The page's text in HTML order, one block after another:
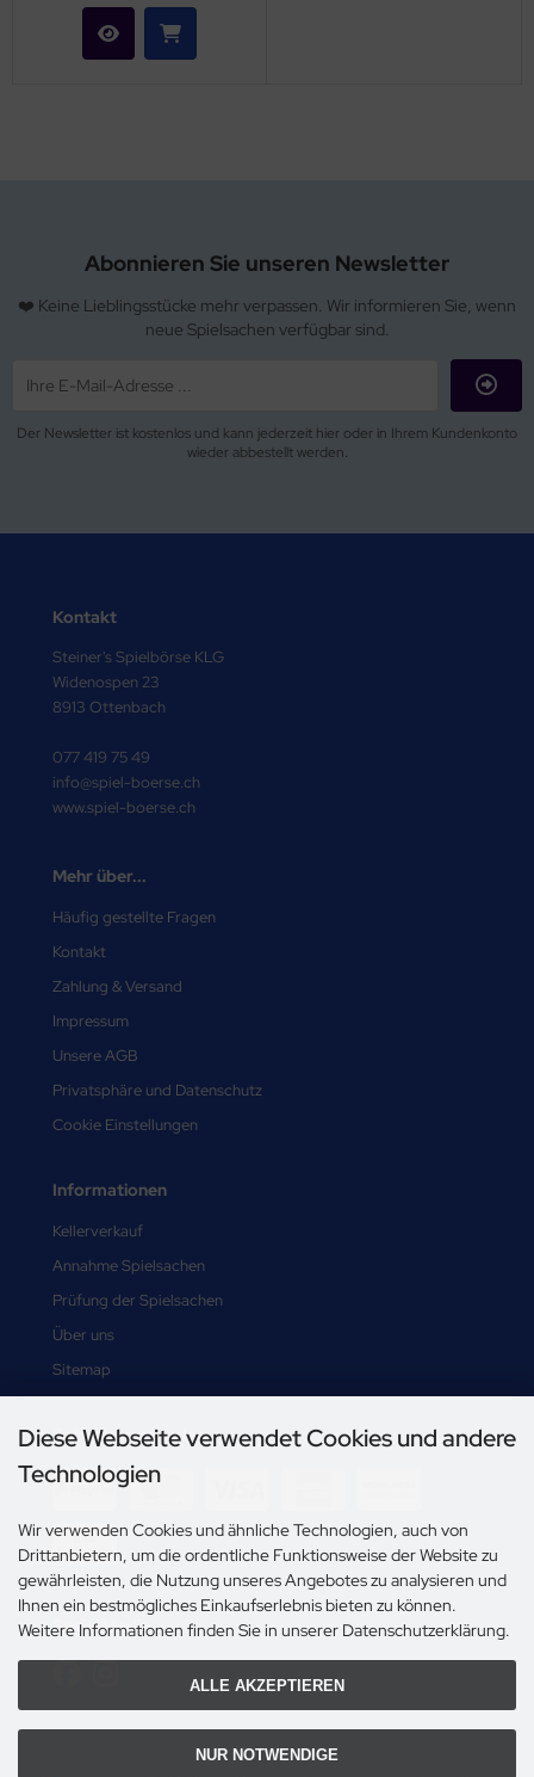
Abonnieren Sie unseren Newsletter
❤️ Keine Lieblingsstücke mehr verpassen. Wir informieren Sie, wenn
neue Spielsachen verfügbar sind.
Der Newsletter ist kostenlos und kann jederzeit hier oder in Ihrem Kundenkonto
wieder abbestellt werden.
Kontakt
Steiner's Spielbörse KLG
Widenospen 23
8913 Ottenbach
077 419 75 49
info@spiel-boerse.ch
www.spiel-boerse.ch
Mehr über...
Häufig gestellte Fragen
Kontakt
Zahlung & Versand
Impressum
Unsere AGB
Privatsphäre und Datenschutz
Cookie Einstellungen
Informationen
Kellerverkauf
Annahme Spielsachen
Prüfung der Spielsachen
Über uns
Sitemap
Zahlungsmethoden
Social Media
Diese Webseite verwendet Cookies und andere
Technologien
Wir verwenden Cookies und ähnliche Technologien, auch von
Drittanbietern, um die ordentliche Funktionsweise der Website zu
gewährleisten, die Nutzung unseres Angebotes zu analysieren und
Ihnen ein bestmögliches Einkaufserlebnis bieten zu können.
Weitere Informationen finden Sie in unserer Datenschutzerklärung.
ALLE AKZEPTIEREN
NUR NOTWENDIGE